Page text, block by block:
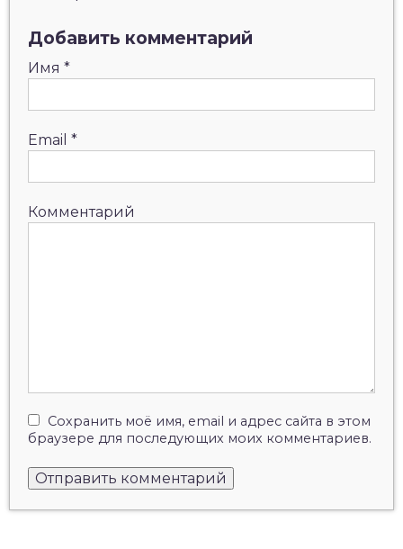
Добавить комментарий
Имя *
Email *
Комментарий
Сохранить моё имя, email и адрес сайта в этом
браузере для последующих моих комментариев.